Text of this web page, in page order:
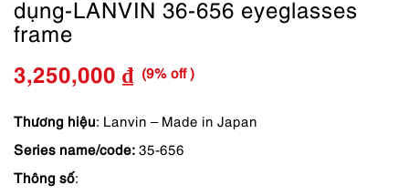
dụng-LANVIN 36-656 eyeglasses
frame
Giá
gốc
là:
3,250,000 ₫
Giá
hiện
tại
(9% off )
Thương hiệu: Lanvin – Made in Japan
Series name/code: 35-656
Thông số: